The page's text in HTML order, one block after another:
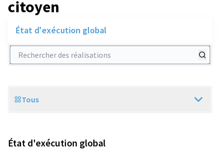
citoyen
État d'exécution global
Rechercher des réalisations
Scope
Tous
État d'exécution global